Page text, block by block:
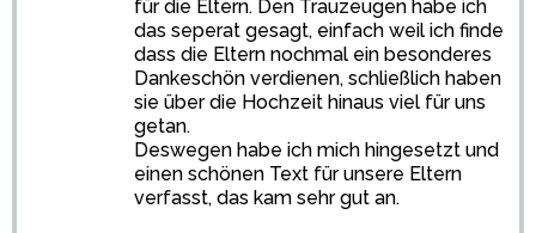
für die Eltern. Den Trauzeugen habe ich
das seperat gesagt, einfach weil ich finde
dass die Eltern nochmal ein besonderes
Dankeschön verdienen, schließlich haben
sie über die Hochzeit hinaus viel für uns
getan.
Deswegen habe ich mich hingesetzt und
einen schönen Text für unsere Eltern
verfasst, das kam sehr gut an.